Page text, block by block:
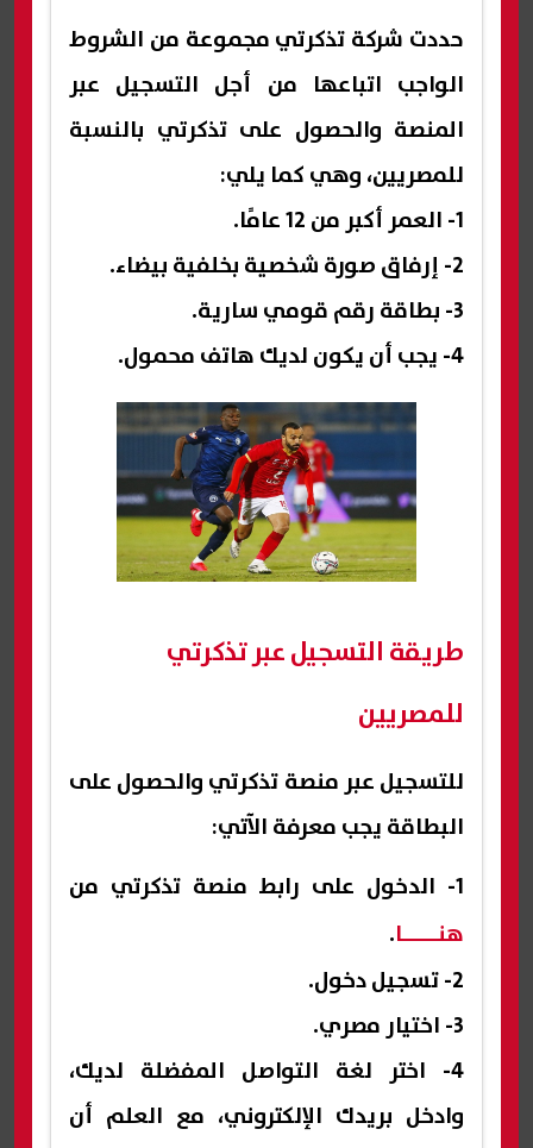
حددت شركة تذكرتي مجموعة من الشروط
الواجب اتباعها من أجل التسجيل عبر
المنصة والحصول على تذكرتي بالنسبة
للمصريين، وهي كما يلي:
1- العمر أكبر من 12 عامًا.
2- إرفاق صورة شخصية بخلفية بيضاء.
3- بطاقة رقم قومي سارية.
4- يجب أن يكون لديك هاتف محمول.
طريقة التسجيل عبر تذكرتي
للمصريين
للتسجيل عبر منصة تذكرتي والحصول على
البطاقة يجب معرفة الآتي:
1- الدخول على رابط منصة تذكرتي من
هنـــــا.
2- تسجيل دخول.
3- اختيار مصري.
4- اختر لغة التواصل المفضلة لديك،
وادخل بريدك الإلكتروني، مع العلم أن